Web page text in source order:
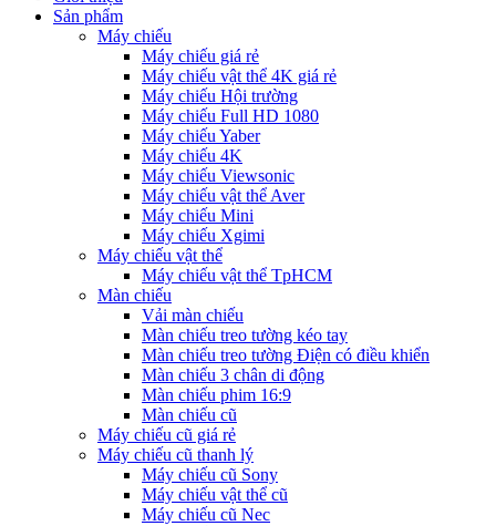
Sản phẩm
Máy chiếu
Máy chiếu giá rẻ
Máy chiếu vật thể 4K giá rẻ
Máy chiếu Hội trường
Máy chiếu Full HD 1080
Máy chiếu Yaber
Máy chiếu 4K
Máy chiếu Viewsonic
Máy chiếu vật thể Aver
Máy chiếu Mini
Máy chiếu Xgimi
Máy chiếu vật thể
Máy chiếu vật thể TpHCM
Màn chiếu
Vải màn chiếu
Màn chiếu treo tường kéo tay
Màn chiếu treo tường Điện có điều khiển
Màn chiếu 3 chân di động
Màn chiếu phim 16:9
Màn chiếu cũ
Máy chiếu cũ giá rẻ
Máy chiếu cũ thanh lý
Máy chiếu cũ Sony
Máy chiếu vật thể cũ
Máy chiếu cũ Nec